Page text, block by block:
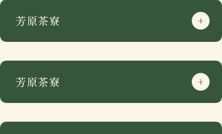
芳原茶寮
芳原茶寮